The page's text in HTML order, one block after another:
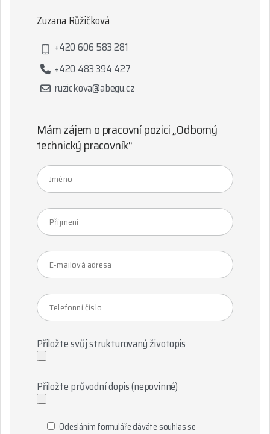
Zuzana Růžičková
+420 606 583 281
+420 483 394 427
ruzickova@abegu.cz
Mám zájem o pracovní pozici „Odborný
technický pracovník“
Přiložte svůj strukturovaný životopis
Přiložte průvodní dopis (nepovinné)
Odesláním formuláře dáváte souhlas se